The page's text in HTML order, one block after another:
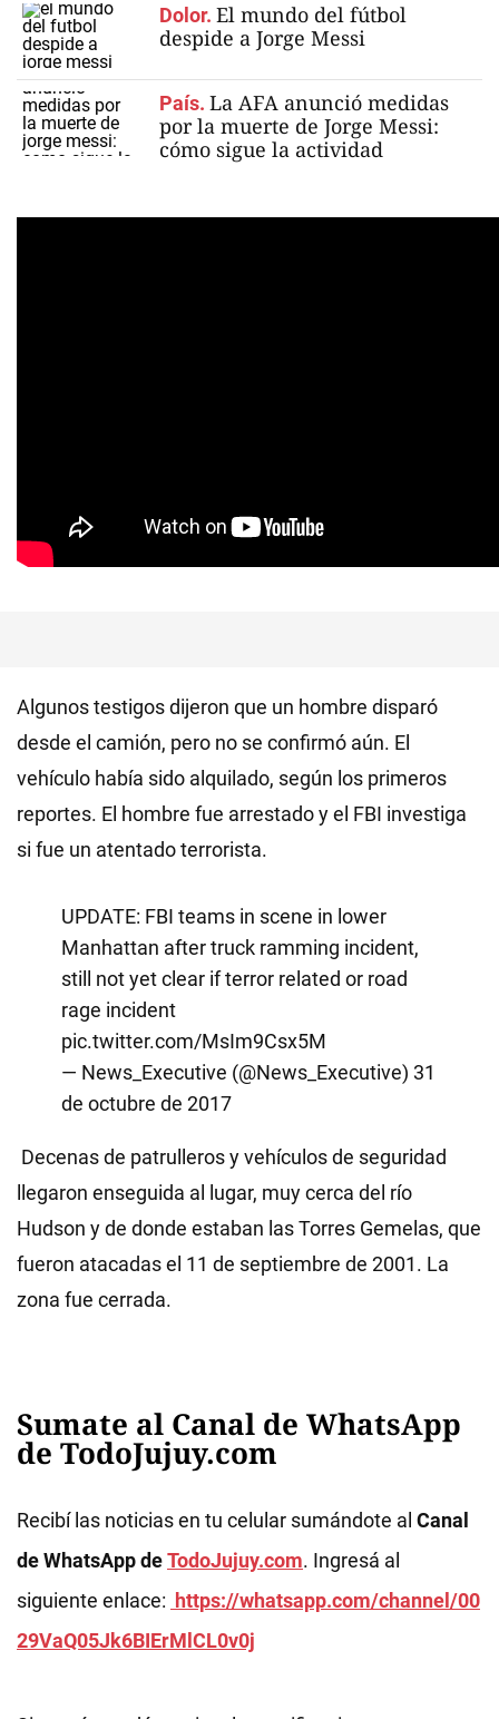
Dolor. El mundo del fútbol
despide a Jorge Messi
País. La AFA anunció medidas
por la muerte de Jorge Messi:
cómo sigue la actividad
Algunos testigos dijeron que un hombre disparó
desde el camión, pero no se confirmó aún. El
vehículo había sido alquilado, según los primeros
reportes. El hombre fue arrestado y el FBI investiga
si fue un atentado terrorista.
UPDATE: FBI teams in scene in lower
Manhattan after truck ramming incident,
still not yet clear if terror related or road
rage incident
pic.twitter.com/MsIm9Csx5M
— News_Executive (@News_Executive) 31
de octubre de 2017
Decenas de patrulleros y vehículos de seguridad
llegaron enseguida al lugar, muy cerca del río
Hudson y de donde estaban las Torres Gemelas, que
fueron atacadas el 11 de septiembre de 2001. La
zona fue cerrada.
Sumate al Canal de WhatsApp
de TodoJujuy.com
Recibí las noticias en tu celular sumándote al Canal
de WhatsApp deTodoJujuy.com. Ingresá al
siguiente enlace: https://whatsapp.com/channel/00
29VaQ05Jk6BIErMlCL0v0j